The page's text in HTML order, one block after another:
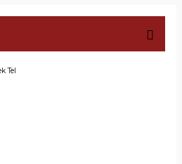
Tel